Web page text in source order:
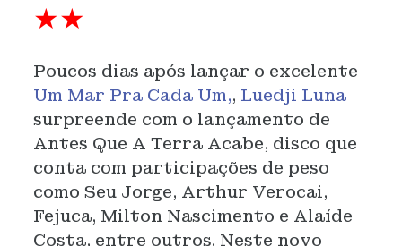
★★
Poucos dias após lançar o excelente
Um Mar Pra Cada Um,, Luedji Luna
surpreende com o lançamento de
Antes Que A Terra Acabe, disco que
conta com participações de peso
como Seu Jorge, Arthur Verocai,
Fejuca, Milton Nascimento e Alaíde
Costa, entre outros. Neste novo